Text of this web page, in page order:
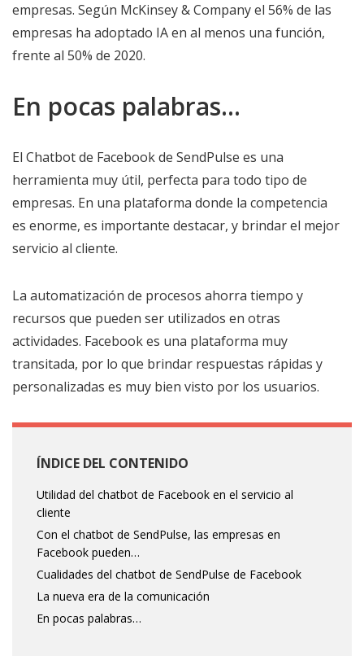
empresas. Según McKinsey & Company el 56% de las
empresas ha adoptado IA en al menos una función,
frente al 50% de 2020.
En pocas palabras…
El Chatbot de Facebook de SendPulse es una
herramienta muy útil, perfecta para todo tipo de
empresas. En una plataforma donde la competencia
es enorme, es importante destacar, y brindar el mejor
servicio al cliente.
La automatización de procesos ahorra tiempo y
recursos que pueden ser utilizados en otras
actividades. Facebook es una plataforma muy
transitada, por lo que brindar respuestas rápidas y
personalizadas es muy bien visto por los usuarios.
ÍNDICE DEL CONTENIDO
Utilidad del chatbot de Facebook en el servicio al
cliente
Con el chatbot de SendPulse, las empresas en
Facebook pueden…
Cualidades del chatbot de SendPulse de Facebook
La nueva era de la comunicación
En pocas palabras…